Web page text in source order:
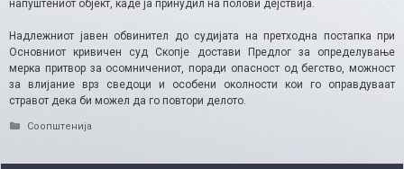
напуштениот објект, каде ја принудил на полови дејствија.
Надлежниот јавен обвинител до судијата на претходна постапка при
Основниот кривичен суд Скопје достави Предлог за определување
мерка притвор за осомничениот, поради опасност од бегство, можност
за влијание врз сведоци и особени околности кои го оправдуваат
стравот дека би можел да го повтори делото.
Categories
Соопштенија